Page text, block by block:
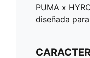
PUMA x
diseñada